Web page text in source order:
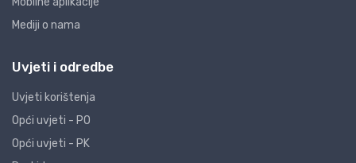
Mediji o nama
Uvjeti i odredbe
Uvjeti korištenja
Opći uvjeti - PO
Opći uvjeti - PK